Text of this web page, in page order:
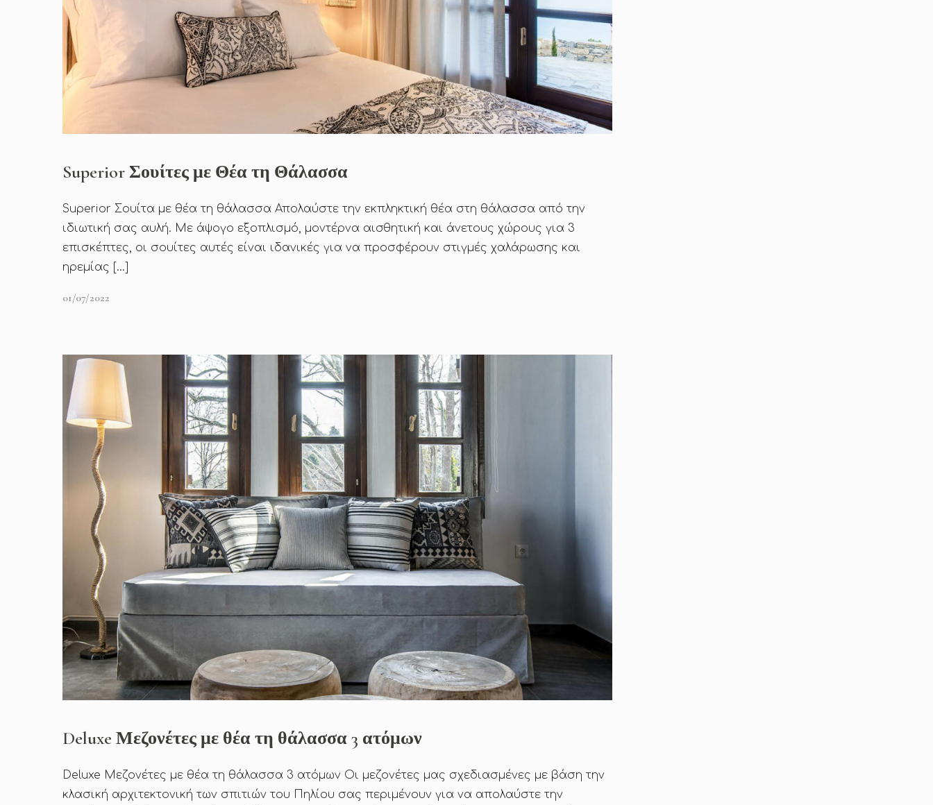
Αρχική
Ποιοί Είμαστε
Τα Διαμερίσματα
Η Πισίνα και το Pool Bar
Το Εστιατόριο 1701
Το Cocktail Bar Casa Komi
To Κελλάρι
© Copyright 2022 Tilia Resort Pelion
Superior Σουίτες με Θέα τη Θάλασσα
Superior Σουίτα με θέα τη θάλασσα Απολαύστε την εκπληκτική θέα στη θάλασσα από την
ιδιωτική σας αυλή. Με άψογο εξοπλισμό, μοντέρνα αισθητική και άνετους χώρους για 3
επισκέπτες, οι σουίτες αυτές είναι ιδανικές για να προσφέρουν στιγμές χαλάρωσης και
ηρεμίας […]
01/07/2022
Deluxe Μεζονέτες με θέα τη θάλασσα 3 ατόμων
Deluxe Μεζονέτες με θέα τη θάλασσα 3 ατόμων Οι μεζονέτες μας σχεδιασμένες με βάση την
κλασική αρχιτεκτονική των σπιτιών του Πηλίου σας περιμένουν για να απολαύστε την